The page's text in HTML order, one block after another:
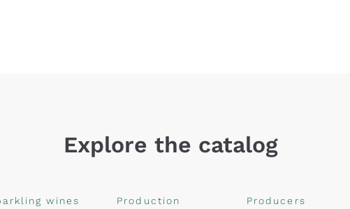
Explore the catalog
wines
Production
Producers